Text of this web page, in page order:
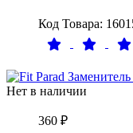
Код Товара:
Нет в наличии
360 ₽